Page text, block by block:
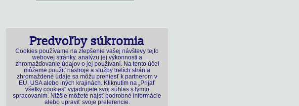
Predvoľby súkromia
Cookies používame na zlepšenie vašej návštevy tejto
webovej stránky, analýzu jej výkonnosti a
zhromažďovanie údajov o jej používaní. Na tento účel
môžeme použiť nástroje a služby tretích strán a
zhromaždené údaje sa môžu preniesť k partnerom v
EÚ, USA alebo iných krajinách. Kliknutím na „Prijať
všetky cookies“ vyjadrujete svoj súhlas s týmto
spracovaním. Nižšie môžete nájsť podrobné informácie
alebo upraviť svoje preferencie.